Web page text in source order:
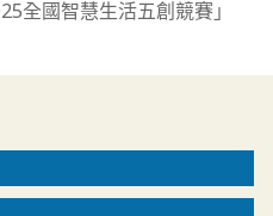
全國智慧生活五創競賽」